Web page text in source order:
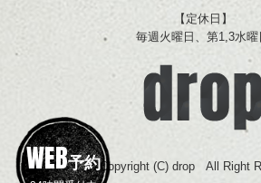
WEB予約
【定休日】
毎週火曜日、第1,3水曜
Copyright (C) drop All Right